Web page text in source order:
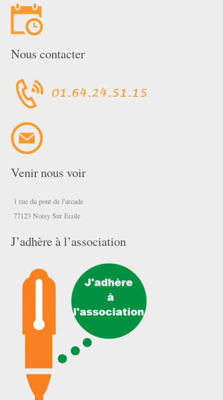
Nous contacter
Venir nous voir
1 rue du pont de l'arcade
77123 Noisy Sur Ecole
J’adhère à l’association